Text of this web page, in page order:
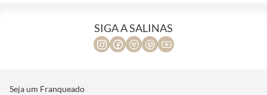
SIGA A SALINAS
Seja um Franqueado